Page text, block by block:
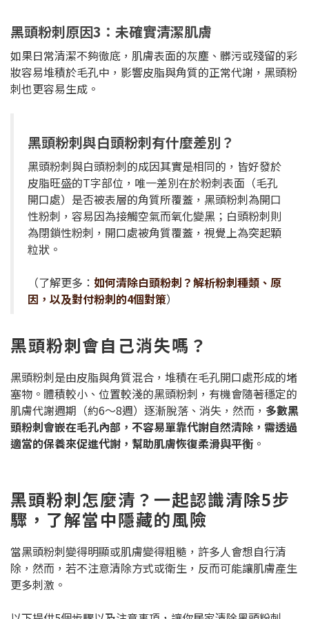
黑頭粉刺原因3：未確實清潔肌膚
如果日常清潔不夠徹底，肌膚表面的灰塵、髒污或殘留的彩
妝容易堆積於毛孔中，影響皮脂與角質的正常代謝，黑頭粉
刺也更容易生成。
黑頭粉刺與白頭粉刺有什麼差別？
黑頭粉刺與白頭粉刺的成因其實是相同的，皆好發於
皮脂旺盛的T字部位，唯一差別在於粉刺表面（毛孔
開口處）是否被表層的角質所覆蓋，黑頭粉刺為開口
性粉刺，容易因為接觸空氣而氧化變黑；白頭粉刺則
為閉鎖性粉刺，開口處被角質覆蓋，視覺上為突起顆
粒狀。
（了解更多： 如何清除白頭粉刺？解析粉刺種類、原
因，以及對付粉刺的4個對策）
黑頭粉刺會自己消失嗎？
黑頭粉刺是由皮脂與角質混合，堆積在毛孔開口處形成的堵
塞物。體積較小、位置較淺的黑頭粉刺，有機會隨著穩定的
肌膚代謝週期（約6～8週）逐漸脫落、消失，然而， 多數黑
頭粉刺會嵌在毛孔內部，不容易單靠代謝自然清除，需透過
適當的保養來促進代謝，幫助肌膚恢復柔滑與平衡 。
黑頭粉刺怎麼清？一起認識清除5步
驟，了解當中隱藏的風險
當黑頭粉刺變得明顯或肌膚變得粗糙，許多人會想自行清
除，然而，若不注意清除方式或衛生，反而可能讓肌膚產生
更多刺激。